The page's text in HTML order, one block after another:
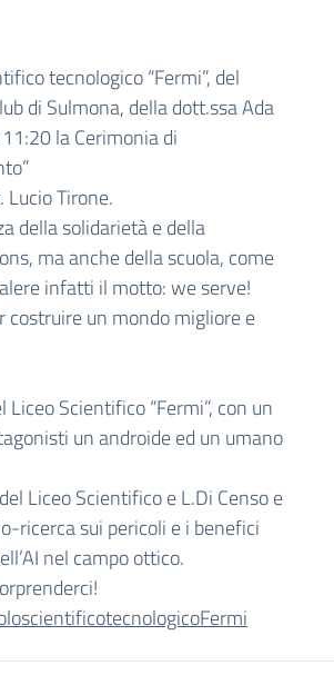
tecnologico “Fermi”, del
di Sulmona, della dott.ssa Ada
la Cerimonia di
Tirone.
della solidarietà e della
ma anche della scuola, come
infatti il motto: we serve!
costruire un mondo migliore e
Scientifico “Fermi”, con un
un androide ed un umano
Liceo Scientifico e L.Di Censo e
ricerca sui pericoli e i benefici
nel campo ottico.